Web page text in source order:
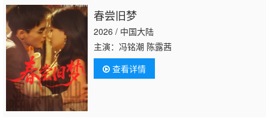
春尝旧梦
2026 / 中国大陆
主演：冯铭潮 陈露茜
查看详情